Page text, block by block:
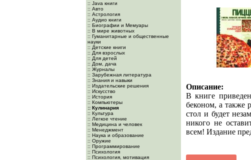
:: Java книги
:: Авто
:: Астрология
:: Аудио книги
:: Биографии и Мемуары
:: В мире животных
:: Гуманитарные и общественные
науки
:: Детские книги
:: Для взрослых
:: Для детей
:: Дом, дача
:: Журналы
:: Зарубежная литература
:: Знания и навыки
:: Издательские решения
:: Искусство
:: История
:: Компьютеры
:: Кулинария
:: Культура
:: Легкое чтение
:: Медицина и человек
:: Менеджмент
:: Наука и образование
:: Оружие
:: Программирование
:: Психология
:: Психология, мотивация
Описание:
В книге
беконом, а также
стол и будет
никого не
всем! Издание